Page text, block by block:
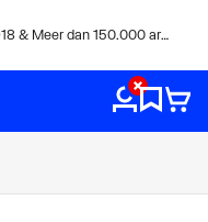
De expert sinds 1918 & Meer dan 150.000 artikelen